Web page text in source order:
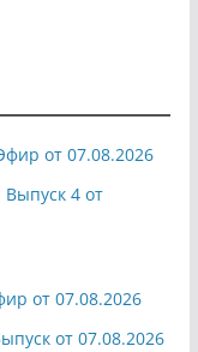
от 07.08.2026
4 от
от 07.08.2026
от 07.08.2026